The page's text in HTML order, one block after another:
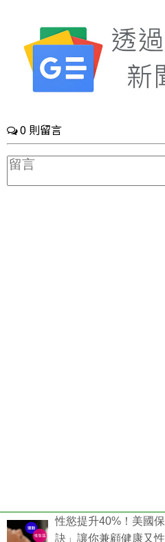
性慾提升40%！美國
訣」讓你兼顧健康又